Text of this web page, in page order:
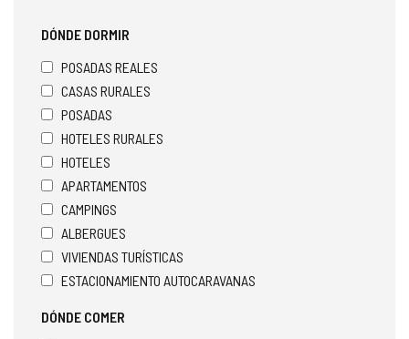
DÓNDE DORMIR
POSADAS REALES
CASAS RURALES
POSADAS
HOTELES RURALES
HOTELES
APARTAMENTOS
CAMPINGS
ALBERGUES
VIVIENDAS TURÍSTICAS
ESTACIONAMIENTO AUTOCARAVANAS
DÓNDE COMER